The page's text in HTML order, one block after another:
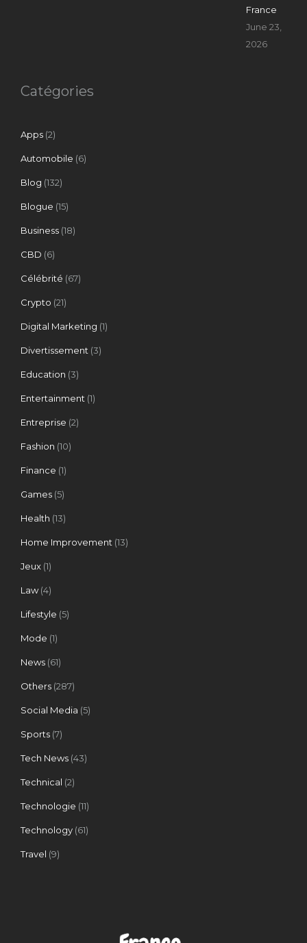
France
June 23,
2026
Catégories
Apps (2)
Automobile (6)
Blog (132)
Blogue (15)
Business (18)
CBD (6)
Célébrité (67)
Crypto (21)
Digital Marketing (1)
Divertissement (3)
Education (3)
Entertainment (1)
Entreprise (2)
Fashion (10)
Finance (1)
Games (5)
Health (13)
Home Improvement (13)
Jeux (1)
Law(4)
Lifestyle (5)
Mode (1)
News (61)
Others (287)
Social Media (5)
Sports (7)
Tech News (43)
Technical (2)
Technologie (11)
Technology (61)
Travel (9)